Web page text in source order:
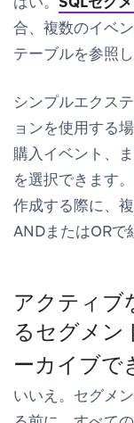
合、複数のイベ
テーブルを参照
シンプルエクス
ョンを使用する
購入イベント、
を選択できます
作成する際に、
ANDまたはORで
アクティブ
るセグメン
ーカイブで
いいえ。セグメ